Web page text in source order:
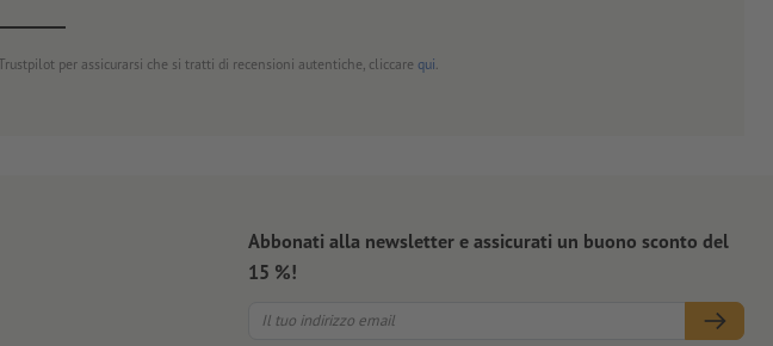
per assicurarsi che si tratti di recensioni autentiche, cliccare qui.
Abbonati alla newsletter e assicurati un buono sconto del
15 %!